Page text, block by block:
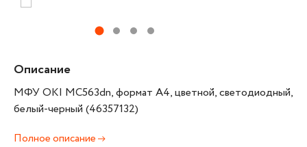
Описание
МФУ OKI MC563dn, формат А4, цветной, светодиодный,
белый-черный (46357132)
Полное описание